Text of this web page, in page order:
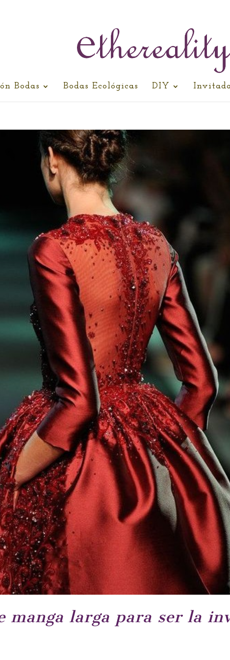
Bodas Bodas Ecológicas DIY
manga larga para ser la